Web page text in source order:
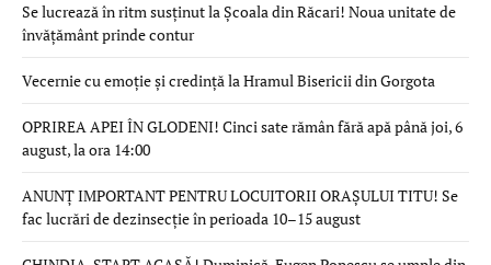
Se lucrează în ritm susținut la Școala din Răcari! Noua unitate de
învățământ prinde contur
Vecernie cu emoție și credință la Hramul Bisericii din Gorgota
OPRIREA APEI ÎN GLODENI! Cinci sate rămân fără apă până joi, 6
august, la ora 14:00
ANUNȚ IMPORTANT PENTRU LOCUITORII ORAȘULUI TITU! Se
fac lucrări de dezinsecție în perioada 10–15 august